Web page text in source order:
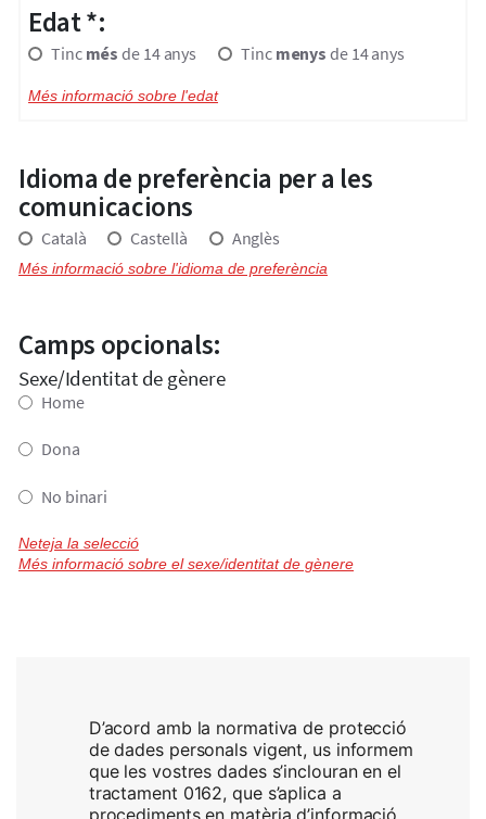
Edat *:
Tinc més de 14 anys Tinc menys de 14 anys
Més informació sobre l'edat
Idioma de preferència per a les
comunicacions
Català Castellà Anglès
Més informació sobre l'idioma de preferència
Camps opcionals:
Sexe/Identitat de gènere
Home
Dona
No binari
Neteja la selecció
Més informació sobre el sexe/identitat de gènere
D’acord amb la normativa de protecció
de dades personals vigent, us informem
que les vostres dades s’inclouran en el
tractament 0162, que s’aplica a
procediments en matèria d’informació